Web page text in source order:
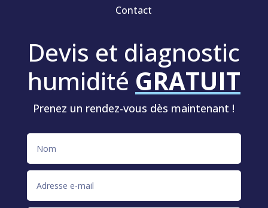
Contact
Devis et diagnostic
humidité GRATUIT
Prenez un rendez-vous dès maintenant !